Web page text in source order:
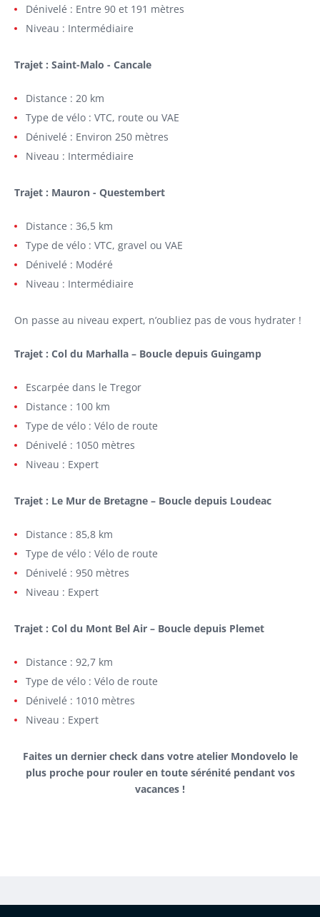
Dénivelé : Entre 90 et 191 mètres
Niveau : Intermédiaire
Trajet : Saint-Malo - Cancale
Distance : 20 km
Type de vélo : VTC, route ou VAE
Dénivelé : Environ 250 mètres
Niveau : Intermédiaire
Trajet : Mauron - Questembert
Distance : 36,5 km
Type de vélo : VTC, gravel ou VAE
Dénivelé : Modéré
Niveau : Intermédiaire
On passe au niveau expert, n’oubliez pas de vous hydrater !
Trajet : Col du Marhalla – Boucle depuis Guingamp
Escarpée dans le Tregor
Distance : 100 km
Type de vélo : Vélo de route
Dénivelé : 1050 mètres
Niveau : Expert
Trajet : Le Mur de Bretagne – Boucle depuis Loudeac
Distance : 85,8 km
Type de vélo : Vélo de route
Dénivelé : 950 mètres
Niveau : Expert
Trajet : Col du Mont Bel Air – Boucle depuis Plemet
Distance : 92,7 km
Type de vélo : Vélo de route
Dénivelé : 1010 mètres
Niveau : Expert
Faites un dernier check dans votre atelier Mondovelo le
plus proche pour rouler en toute sérénité pendant vos
vacances !